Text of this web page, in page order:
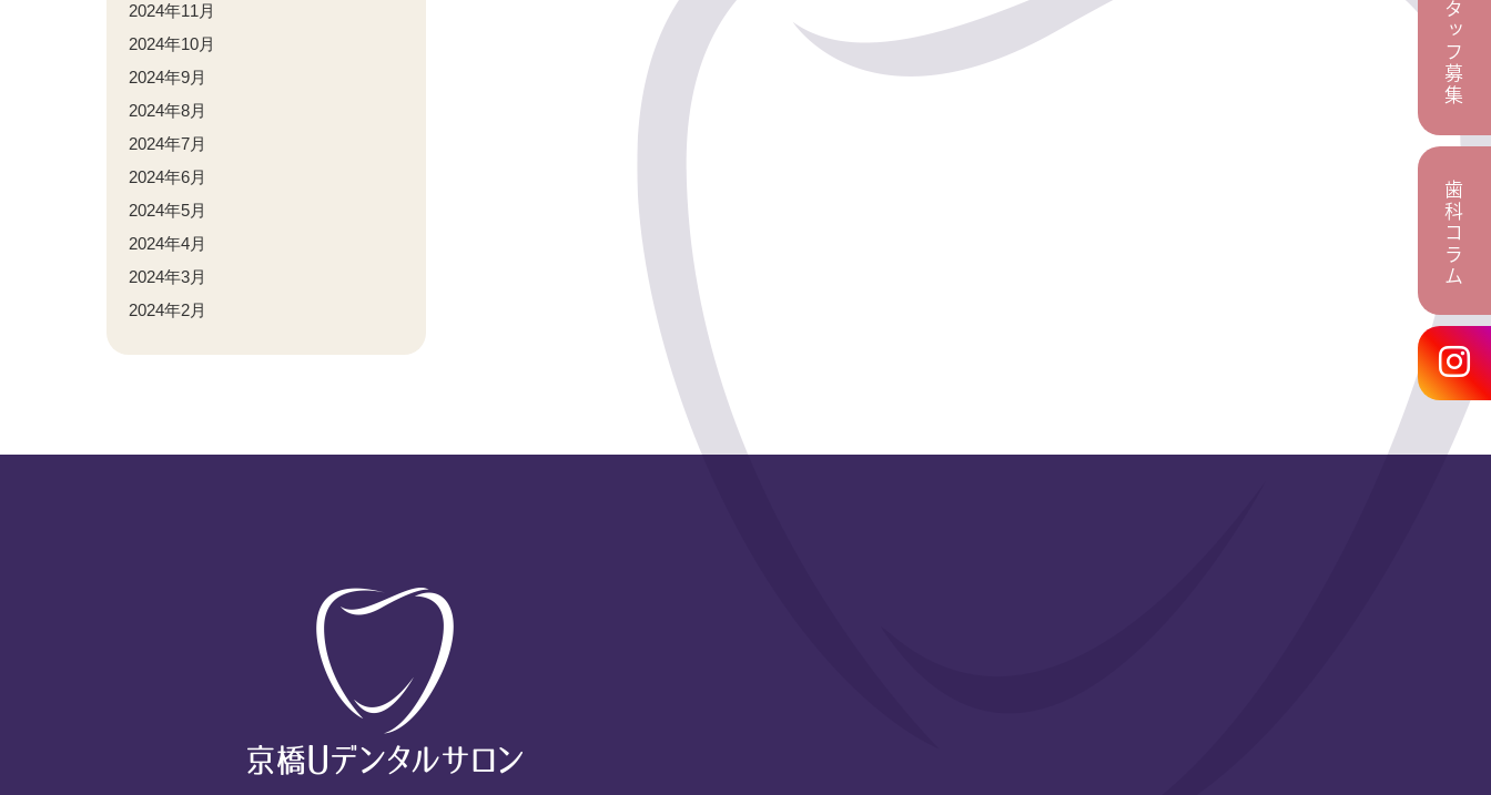
スタッフ募集
歯科コラム
2024年11月
2024年10月
2024年9月
2024年8月
2024年7月
2024年6月
2024年5月
2024年4月
2024年3月
2024年2月